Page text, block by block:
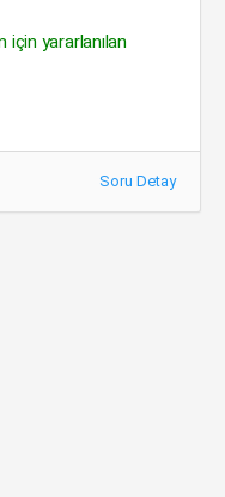
için yararlanılan
Soru Detay